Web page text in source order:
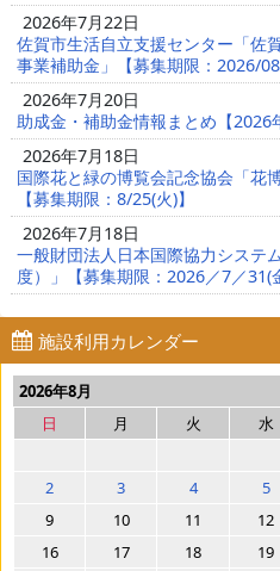
2026年7月22日
佐賀市生活自立支援センター「佐
事業補助金」【募集期限：2026/
2026年7月20日
助成金・補助金情報まとめ【2026
2026年7月18日
国際花と緑の博覧会記念協会「花
【募集期限：8/25(火)】
2026年7月18日
一般財団法人日本国際協力システ
度）」【募集期限：2026／7／31(
施設利用カレンダー
2026年8月
日
月 火 水
2
3 4 5
9
10 11 12
16
17 18 19